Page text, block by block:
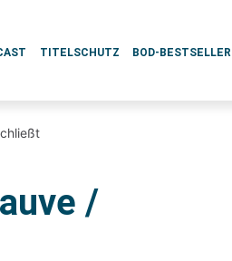
TITELSCHUTZ BOD-BESTSELLER
/